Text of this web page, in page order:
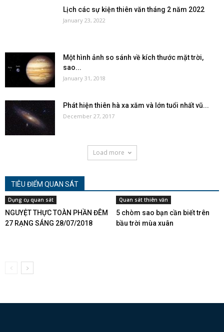
Lịch các sự kiện thiên văn tháng 2 năm 2022
January 23, 2022
Một hình ảnh so sánh về kích thước mặt trời,
sao...
January 31, 2018
Phát hiện thiên hà xa xăm và lớn tuổi nhất vũ...
December 27, 2017
Load more
TIÊU ĐIỂM QUAN SÁT
Dụng cụ quan sát
NGUYỆT THỰC TOÀN PHẦN ĐÊM
27 RẠNG SÁNG 28/07/2018
Quan sát thiên văn
5 chòm sao bạn cần biết trên
bầu trời mùa xuân